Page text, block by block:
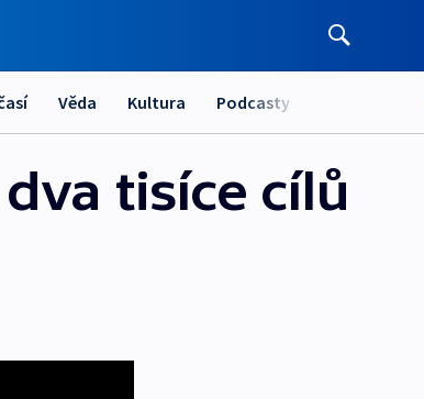
Věda Kultura Podcasty
tisíce cílů